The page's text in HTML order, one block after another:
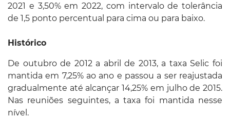
2021 e 3,50% em 2022, com intervalo de tolerância
de 1,5 ponto percentual para cima ou para baixo.
Histórico
De outubro de 2012 a abril de 2013, a taxa Selic foi
mantida em 7,25% ao ano e passou a ser reajustada
gradualmente até alcançar 14,25% em julho de 2015.
Nas reuniões seguintes, a taxa foi mantida nesse
nível.